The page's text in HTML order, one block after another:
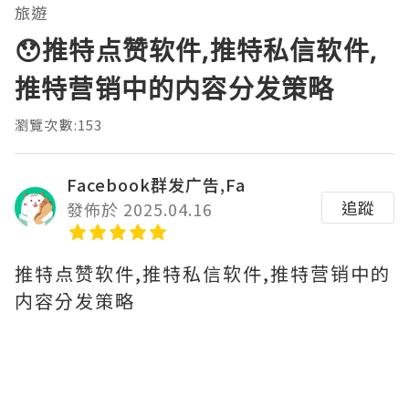
旅遊
😯推特点赞软件,推特私信软件,
推特营销中的内容分发策略
瀏覽次數:153
Facebook群发广告,Fa
發佈於 2025.04.16
追蹤
推特点赞软件,推特私信软件,推特营销中的
内容分发策略